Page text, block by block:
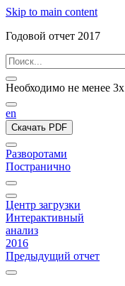
Skip to main content
Годовой отчет 2017
Необходимо не менее
en
Скачать PDF
Разворотами
Постранично
Центр загрузки
Интерактивный
анализ
2016
Предыдущий отчет